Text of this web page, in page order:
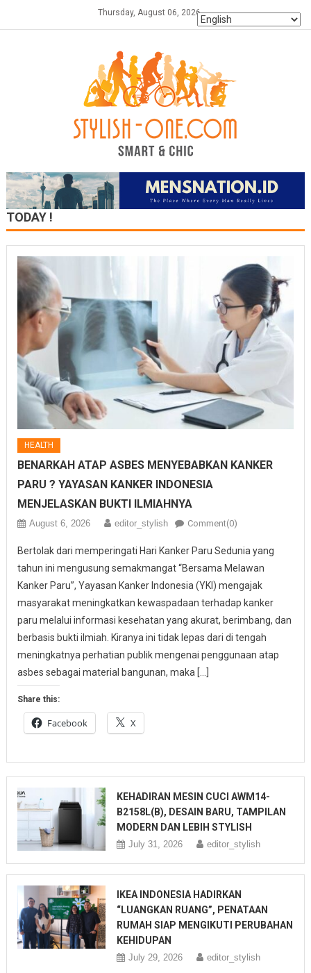
Thursday, August 06, 2026
TODAY !
HEALTH
BENARKAH ATAP ASBES MENYEBABKAN KANKER
PARU ? YAYASAN KANKER INDONESIA
MENJELASKAN BUKTI ILMIAHNYA
August 6, 2026 editor_stylish Comment(0)
Bertolak dari memperingati Hari Kanker Paru Sedunia yang
tahun ini mengusung semakmangat “Bersama Melawan
Kanker Paru”, Yayasan Kanker Indonesia (YKI) mengajak
masyarakat meningkatkan kewaspadaan terhadap kanker
paru melalui informasi kesehatan yang akurat, berimbang, dan
berbasis bukti ilmiah. Kiranya ini tidak lepas dari di tengah
meningkatnya perhatian publik mengenai penggunaan atap
asbes sebagai material bangunan, maka […]
Share this:
Facebook X
KEHADIRAN MESIN CUCI AWM14-
B2158L(B), DESAIN BARU, TAMPILAN
MODERN DAN LEBIH STYLISH
July 31, 2026 editor_stylish
IKEA INDONESIA HADIRKAN
“LUANGKAN RUANG”, PENATAAN
RUMAH SIAP MENGIKUTI PERUBAHAN
KEHIDUPAN
July 29, 2026 editor_stylish